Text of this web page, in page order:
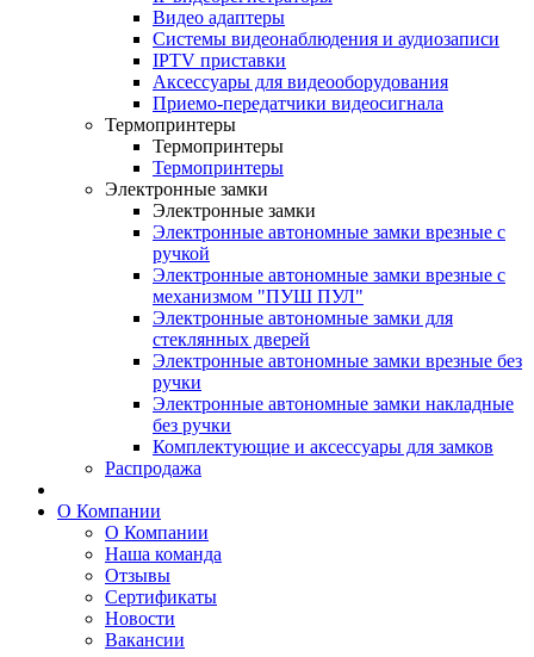
Видео адаптеры
Системы видеонаблюдения и аудиозаписи
IPTV приставки
Аксессуары для видеооборудования
Приемо-передатчики видеосигнала
Термопринтеры
Термопринтеры
Термопринтеры
Электронные замки
Электронные замки
Электронные автономные замки врезные с
ручкой
Электронные автономные замки врезные с
механизмом "ПУШ ПУЛ"
Электронные автономные замки для
стеклянных дверей
Электронные автономные замки врезные без
ручки
Электронные автономные замки накладные
без ручки
Комплектующие и аксессуары для замков
Распродажа
О Компании
О Компании
Наша команда
Отзывы
Сертификаты
Новости
Вакансии